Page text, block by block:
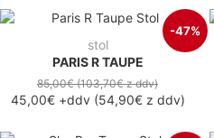
-47%
stol
PARIS R TAUPE
85,00€(103,70€z ddv)
45,00€+ddv(54,90€z ddv)